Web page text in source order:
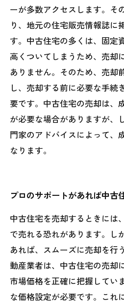
ーが多数アクセスします。そ
り、地元の住宅販売情報誌に
す。中古住宅の多くは、固定
高くついてしまうため、売却
ありません。そのため、売却
し、売却する前に必要な手続
要です。中古住宅の売却は、
が必要な場合がありますが、
門家のアドバイスによって、
なります。
プロのサポートがあれば中古
中古住宅を売却するときには
で売れる恐れがあります。し
あれば、スムーズに売却を行
動産業者は、中古住宅の売却
市場価格を正確に把握してい
な価格設定が必要です。これ